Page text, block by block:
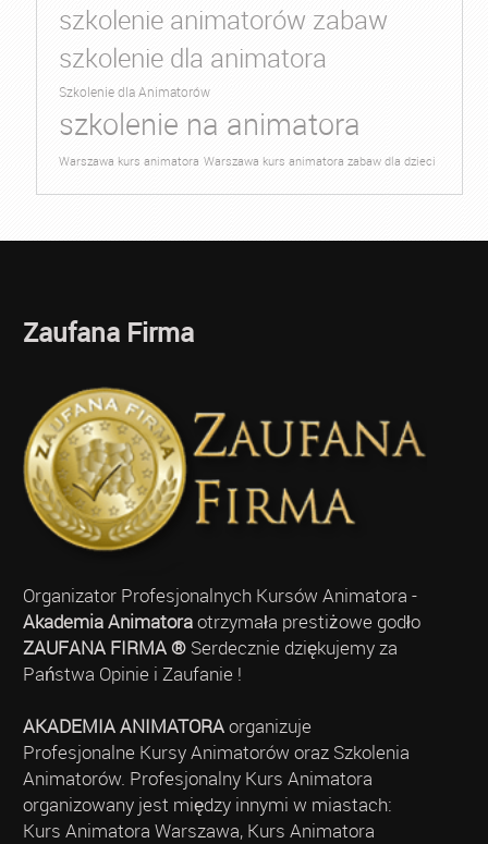
szkolenie animatorów zabaw
szkolenie dla animatora
Szkolenie dla Animatorów
szkolenie na animatora
Warszawa kurs animatora Warszawa kurs animatora zabaw dla dzieci
Zaufana Firma
Organizator Profesjonalnych Kursów Animatora -
Akademia Animatoraotrzymała prestiżowe godło
ZAUFANA FIRMA ®Serdecznie dziękujemy za
Państwa Opinie i Zaufanie !
AKADEMIA ANIMATORAorganizuje
Profesjonalne Kursy Animatorów oraz Szkolenia
Animatorów. Profesjonalny Kurs Animatora
organizowany jest między innymi w miastach:
Kurs Animatora Warszawa, Kurs Animatora